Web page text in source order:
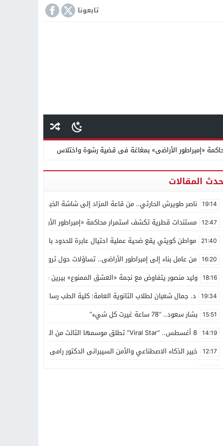
تابعونا
«إمبراطور الأراضى» بمغاغة فى قضية رشوة واختلاس
دينية سودانية
15:51 بشار سعود.. “78 ساعة غيرت كل شيء”
المقالات
19:14 ناصر طويرش الحارثي.. من قاعة المزاد إلى شاشة الخبر… رحلة بناء ثقة
12:47 مستندات قطرية تكشف استمرار محاكمة «إمبراطور الأراضى»
21:40 مواطن كويتي يقع ضحية عملية احتيال عابرة للحدود باسم “التصوف”
16:20 من عامل بناء إلى إمبراطور الأراضى.. تساؤلات حول ثروة حمادة قطب
18:16 وليد منصور يتفاوض مع نجمة «العشق الممنوع» بيرين سات للمشاركة
19:34 د. جمال شعبان لطلاب الثانوية العامة: كلية الطب رسالة إنسانية..
15:51 بشار سعود.. “78 ساعة غيرت كل شيء”
14:19 8 أغسطس.. “Viral Star” تطلق موسمها الثالث من القاهرة لأول مرة بمشاركة أبرز صناع المحتوى العرب
12:17 خبير الذكاء الاصطناعي والأمن السيبرانى الدكتور رامى يسرى يكتب: كيف